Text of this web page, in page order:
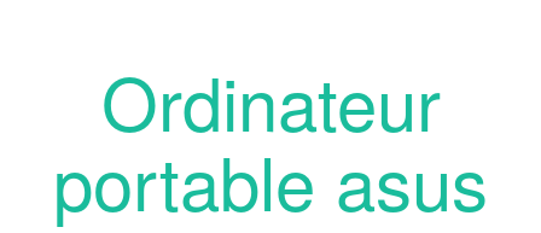
Ordinateur
portable asus